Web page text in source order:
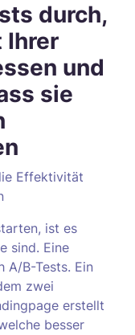
durch,
Ihrer
und
sie
Effektivität
ist es
sind. Eine
A/B-Tests. Ein
zwei
erstellt
besser